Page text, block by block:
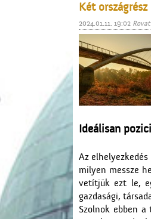
Két
2024.01.11. 19:02
Ideálisan
Az
milyen messze
vetítjük ezt le,
gazdasági,
Szolnok ebben